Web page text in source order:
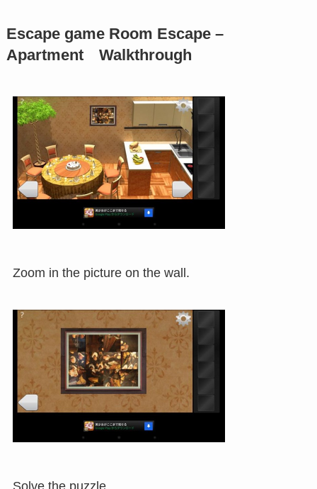
Escape game Room Escape –
Apartment Walkthrough
Zoom in the picture on the wall.
Solve the puzzle.